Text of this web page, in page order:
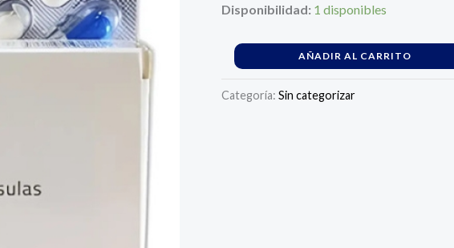
Disponibilidad: 1 disponibles
AÑADIR AL CARRITO
Categoría:Sin categorizar